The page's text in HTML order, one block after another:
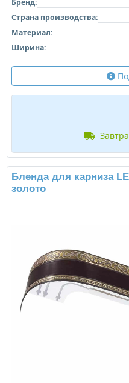
Страна производства:
Материал:
Ширина:
завтра
Бленда для карниза
золото